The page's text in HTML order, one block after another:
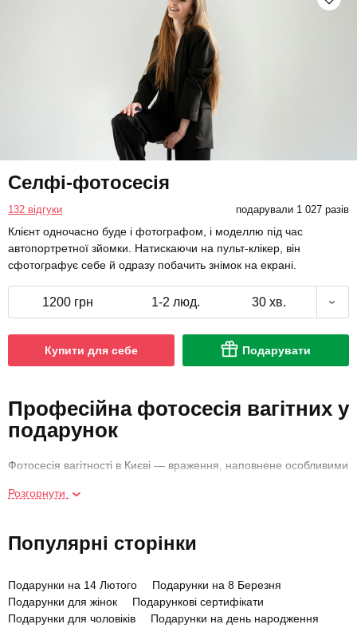
Селфі-фотосесія
132 відгуки подарували 1 027 разів
Клієнт одночасно буде і фотографом, і моделлю під час
автопортретної зйомки. Натискаючи на пульт-клікер, він
сфотографує себе й одразу побачить знімок на екрані.
1200 грн 1-2 люд. 30 хв.
Купити для себе Подарувати
Професійна фотосесія вагітних у
подарунок
Фотосесія вагітності в Києві — враження, наповнене особливими
передчуття, а також хвилювання, чи все вийде та чи не розчарує
абонемент на фотозйомку за доступною ціною в найкращому
дружини, сестер або вибрати для себе.
Студійна фотозйомка для
Розгорнути
Популярні сторінки
Подарунки на 14 Лютого
Подарунки на 8 Березня
Подарунки для жінок
Подарункові сертифікати
Подарунки для чоловіків
Подарунки на день народження